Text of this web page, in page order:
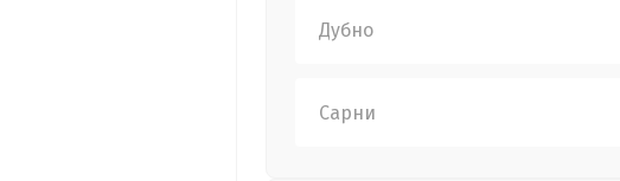
Дубно
Сарни